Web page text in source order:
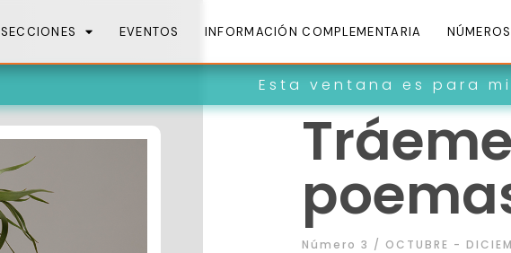
SECCIONES EVENTOS INFORMACIÓN COMPLEMENTARIA
Esta ventana es para mirar
Número 3 / OCTUBRE -